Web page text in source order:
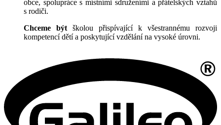
obce, spolupráce s místními sdruženími a přátelských vztahů
s rodiči.
Chceme být školou přispívající k všestrannému rozvoji
kompetencí dětí a poskytující vzdělání na vysoké úrovni.